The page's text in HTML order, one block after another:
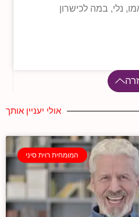
נלי, במה לכישרון
אולי יעניין אותך
המומחית רוית סיני